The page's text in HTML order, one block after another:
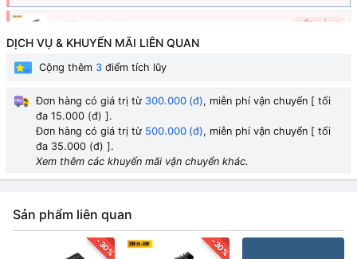
1 CELL - 9V 1A HẾT HÀNG
56.000₫
1 CELL - 5V 1A
2 CELL - 12V 1.2A
58.000₫
DỊCH VỤ & KHUYẾN MÃI LIÊN QUAN
Cộng thêm 3 điểm tích lũy
Đơn hàng có giá trị từ 300.000 (đ), miễn phí vận chuyển [ tối
đa 15.000 (đ) ].
Đơn hàng có giá trị từ 500.000 (đ), miễn phí vận chuyển [ tối
đa 35.000 (đ) ].
Xem thêm các khuyến mãi vận chuyển khác.
Sản phẩm liên quan
-30% -30%